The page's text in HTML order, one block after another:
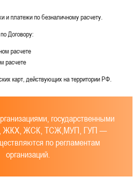
и платежи по безналичному расчету.
Договору:
расчете
расчете
карт, действующих на территории РФ.
государственными
ЖКХ, ЖСК, ТСЖ,МУП, ГУП —
по регламентам
организаций.